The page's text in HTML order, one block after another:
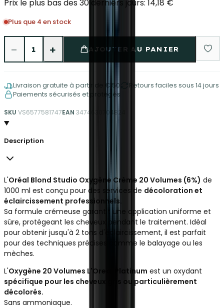
Prix le plus bas des 30 derniers jours: 14,18 €
Plus que 4 en stock
− 1 + AJOUTER AU PANIER
Livraison gratuite à partir de €150
Retours faciles sous 14 jours
Paiements sécurisés et protégés
SKU VS6577581747EAN 3474630704824
Description
L'Oréal Blond Studio Oxygène Crème 20 Volumes (6%) de
1000 ml est conçu pour des services de décoloration et
éclaircissement professionnels.
Sa formule crémeuse garantit une application uniforme et
sûre, protégeant les cheveux pendant le traitement. Idéal
pour obtenir jusqu'à 2 tons d'éclaircissement, il est parfait
pour des techniques précises comme le balayage ou les
mèches.
L'Oxygène 20 Volumes L'Oreal Platinum est un oxydant
spécifique pour les cheveux gris ou particulièrement
décolorés.
Sans ammoniaque.